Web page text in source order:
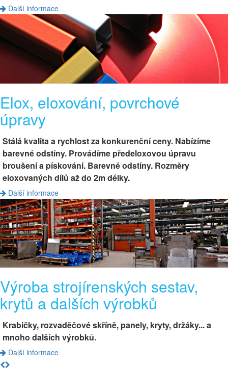
Další informace
Elox, eloxování, povrchové
úpravy
Stálá kvalita a rychlost za konkurenční ceny. Nabízíme
barevné odstíny. Provádíme předeloxovou úpravu
broušení a pískování. Barevné odstíny. Rozměry
eloxovaných dílů až do 2m délky.
Další informace
Výroba strojírenských sestav,
krytů a dalších výrobků
Krabičky, rozvaděčové skříně, panely, kryty, držáky... a
mnoho dalších výrobků.
Další informace